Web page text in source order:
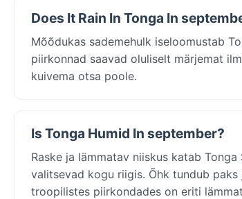
Does It Rain In Tonga In
Mõõdukas sademehulk iseloomustab
piirkonnad saavad oluliselt märjemat
kuivema otsa poole.
Is Tonga Humid In september?
Raske ja lämmatav niiskus katab
valitsevad kogu riigis. Õhk tundub paks
troopilistes piirkondades on eriti